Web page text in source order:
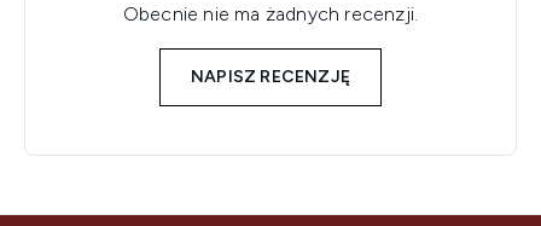
Obecnie nie ma żadnych recenzji.
NAPISZ RECENZJĘ